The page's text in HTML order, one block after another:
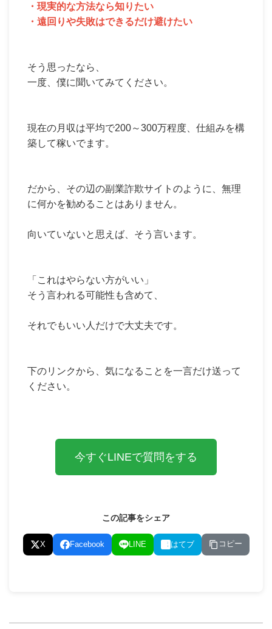
・現実的な方法なら知りたい
・遠回りや失敗はできるだけ避けたい
そう思ったなら、
一度、僕に聞いてみてください。
現在の月収は平均で200～300万程度、仕組みを構
築して稼いでます。
だから、その辺の副業詐欺サイトのように、無理
に何かを勧めることはありません。
向いていないと思えば、そう言います。
「これはやらない方がいい」
そう言われる可能性も含めて、
それでもいい人だけで大丈夫です。
下のリンクから、気になることを一言だけ送って
ください。
今すぐLINEで質問をする
この記事をシェア
X Facebook LINE はてブ コピー